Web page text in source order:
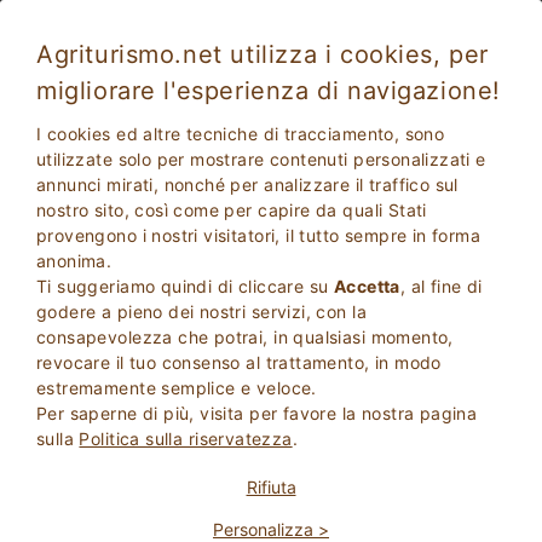
Agriturismo.net utilizza i cookies, per
migliorare l'esperienza di navigazione!
I cookies ed altre tecniche di tracciamento, sono
utilizzate solo per mostrare contenuti personalizzati e
annunci mirati, nonché per analizzare il traffico sul
nostro sito, così come per capire da quali Stati
provengono i nostri visitatori, il tutto sempre in forma
anonima.
Ti suggeriamo quindi di cliccare su Accetta, al fine di
godere a pieno dei nostri servizi, con la
consapevolezza che potrai, in qualsiasi momento,
revocare il tuo consenso al trattamento, in modo
estremamente semplice e veloce.
Per saperne di più, visita per favore la nostra pagina
sulla Politica sulla riservatezza.
Rifiuta
Personalizza >
Amarrante
Fattoria
Firenze , Montaione(Mappa)
Prenotazione Immediata 26Posti Letto
CHIEDI AL PROPRIETARIO PRENOTA
Favoloso
8.8
Maggiori Informazioni
187 RecensioniStruttura